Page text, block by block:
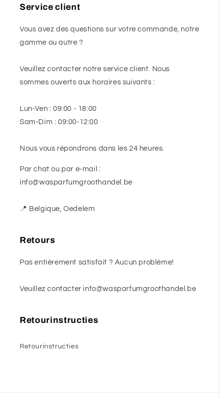
Service client
Vous avez des questions sur votre commande, notre
gamme ou autre ?
Veuillez contacter notre service client. Nous
sommes ouverts aux horaires suivants :
Lun-Ven : 09:00 - 18:00
Sam-Dim : 09:00-12:00
Nous vous répondrons dans les 24 heures.
Par chat ou par e-mail :
info@wasparfumgroothandel.be
📍 Belgique, Oedelem
Retours
Pas entièrement satisfait ? Aucun problème!
Veuillez contacter info@wasparfumgroothandel.be
Retourinstructies
Retourinstructies